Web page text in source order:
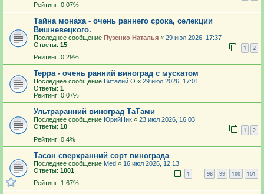
Рейтинг: 0.07%
Тайна монаха - очень раннего срока, селекции
Вишневецкого.
Последнее сообщение Пузенко Наталья « 29 июл 2026, 17:37
Ответы: 15 1 2
Рейтинг: 0.29%
Терра - очень ранний виноград с мускатом
Последнее сообщение Виталий О « 29 июл 2026, 17:01
Ответы: 1
Рейтинг: 0.07%
Ультраранний виноград ТаТами
Последнее сообщение ЮрийНик « 23 июл 2026, 16:03
Ответы: 10 1 2
Рейтинг: 0.4%
Тасон сверхранний сорт винограда
Последнее сообщение Med « 16 июл 2026, 12:13
Ответы: 1001 1 98 99 100 101
Рейтинг: 1.67%